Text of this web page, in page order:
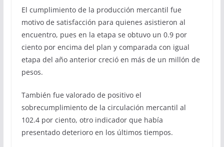
El cumplimiento de la producción mercantil fue
motivo de satisfacción para quienes asistieron al
encuentro, pues en la etapa se obtuvo un 0.9 por
ciento por encima del plan y comparada con igual
etapa del año anterior creció en más de un millón de
pesos.
También fue valorado de positivo el
sobrecumplimiento de la circulación mercantil al
102.4 por ciento, otro indicador que había
presentado deterioro en los últimos tiempos.